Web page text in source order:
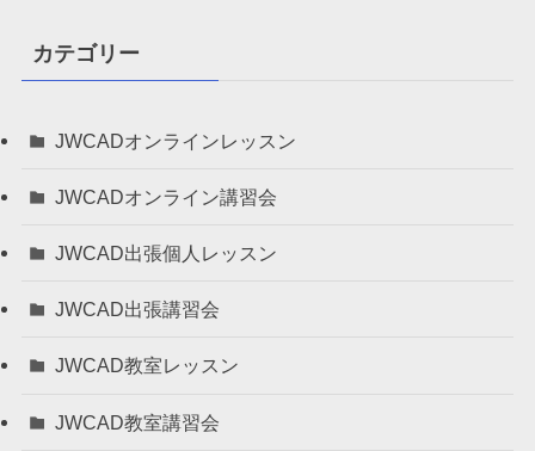
カテゴリー
JWCADオンラインレッスン
JWCADオンライン講習会
JWCAD出張個人レッスン
JWCAD出張講習会
JWCAD教室レッスン
JWCAD教室講習会